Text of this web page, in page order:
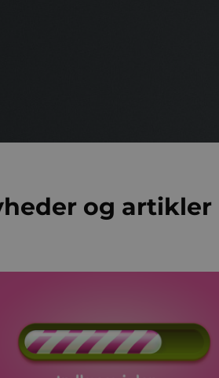
og artikler